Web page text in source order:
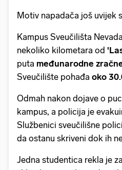
Motiv napadača još uvijek
Kampus Sveučilišta
nekoliko kilometara od
puta međunarodne
Sveučilište pohađa oko
Odmah nakon dojave o
kampus, a policija je
Službenici sveučilišne
da ostanu skriveni dok ih
Jedna studentica rekla je